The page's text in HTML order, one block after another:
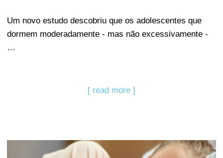
Um novo estudo descobriu que os adolescentes que
dormem moderadamente - mas não excessivamente -
…
[ read more ]